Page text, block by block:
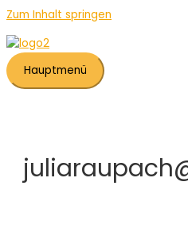
Zum Inhalt springen
Hauptmenü